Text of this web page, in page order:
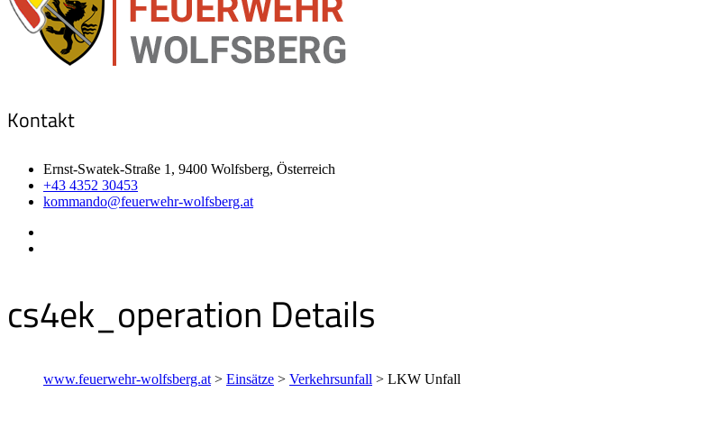
Kontakt
Ernst-Swatek-Straße 1, 9400 Wolfsberg, Österreich
+43 4352 30453
kommando@feuerwehr-wolfsberg.at
cs4ek_operation Details
www.feuerwehr-wolfsberg.at > Einsätze > Verkehrsunfall > LKW Unfall